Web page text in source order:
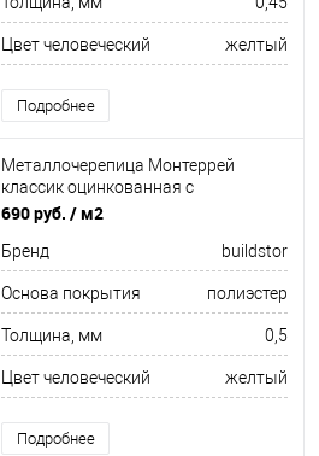
Цвет человеческий желтый
Подробнее
Металлочерепица Монтеррей
классик оцинкованная с
полимерным покрытием
690 руб. / м2
Бренд buildstor
Основа покрытия полиэстер
Толщина, мм 0,5
Цвет человеческий желтый
Подробнее